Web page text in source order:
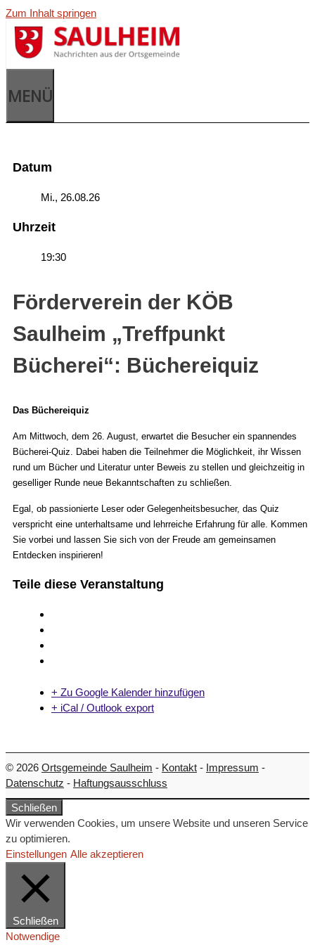
Zum Inhalt springen
MENÜ
Datum
Mi., 26.08.26
Uhrzeit
19:30
Förderverein der KÖB
Saulheim „Treffpunkt
Bücherei“: Büchereiquiz
Das Büchereiquiz
Am Mittwoch, dem 26. August, erwartet die Besucher ein spannendes
Bücherei-Quiz. Dabei haben die Teilnehmer die Möglichkeit, ihr Wissen
rund um Bücher und Literatur unter Beweis zu stellen und gleichzeitig in
geselliger Runde neue Bekanntschaften zu schließen.
Egal, ob passionierte Leser oder Gelegenheitsbesucher, das Quiz
verspricht eine unterhaltsame und lehrreiche Erfahrung für alle. Kommen
Sie vorbei und lassen Sie sich von der Freude am gemeinsamen
Entdecken inspirieren!
Teile diese Veranstaltung
+ Zu Google Kalender hinzufügen
+ iCal / Outlook export
© 2026 Ortsgemeinde Saulheim - Kontakt - Impressum -
Datenschutz - Haftungsausschluss
Schließen
Wir verwenden Cookies, um unsere Website und unseren Service
zu optimieren.
Einstellungen Alle akzeptieren
Schließen
Notwendige